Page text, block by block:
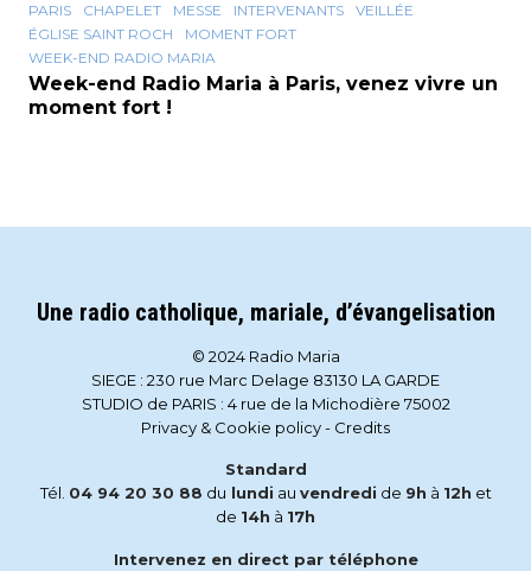
PARIS
CHAPELET MESSE INTERVENANTS
VEILLÉE
ÉGLISE SAINT ROCH
MOMENT FORT
WEEK-END RADIO MARIA
Week-end Radio Maria à Paris, venez vivre un
moment fort !
Une radio catholique, mariale, d’évangelisation
© 2024 Radio Maria
SIEGE : 230 rue Marc Delage 83130 LA GARDE
STUDIO de PARIS : 4 rue de la Michodière 75002
Privacy & Cookie policy- Credits
Standard
Tél. 04 94 20 30 88 du lundi au vendredi de 9h à 12h et
de 14h à 17h
Intervenez en direct par téléphone